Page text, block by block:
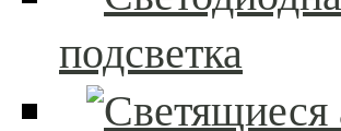
подсветка